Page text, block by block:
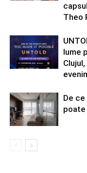
Theo
lume
De